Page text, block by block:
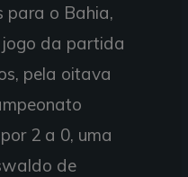
para o Bahia,
da partida
pela oitava
2 a 0, uma
de